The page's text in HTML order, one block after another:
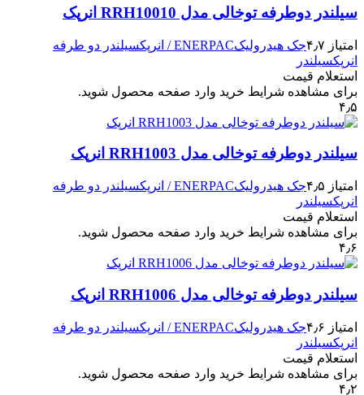
سیلندر دوطرفه توخالی مدل RRH10010 انرپک
امتیاز ۴٫۷ جک هیدرولیکENERPAC / انرپک
سیلندر دو طرفه
انرپکسیلندر
استعلام قیمت
برای مشاهده شرایط خرید وارد صفحه محصول شوید.
۴٫۵
سیلندر دوطرفه توخالی مدل RRH1003 انرپک
امتیاز ۴٫۵ جک هیدرولیکENERPAC / انرپک
سیلندر دو طرفه
انرپکسیلندر
استعلام قیمت
برای مشاهده شرایط خرید وارد صفحه محصول شوید.
۴٫۶
سیلندر دوطرفه توخالی مدل RRH1006 انرپک
امتیاز ۴٫۶ جک هیدرولیکENERPAC / انرپک
سیلندر دو طرفه
انرپکسیلندر
استعلام قیمت
برای مشاهده شرایط خرید وارد صفحه محصول شوید.
۴٫۲